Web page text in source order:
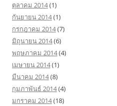
ตุลาคม 2014(1)
กันยายน 2014(1)
กรกฎาคม 2014(7)
มิถุนายน 2014(6)
พฤษภาคม 2014(4)
เมษายน 2014(1)
มีนาคม 2014(8)
กุมภาพันธ์ 2014(4)
มกราคม 2014(18)